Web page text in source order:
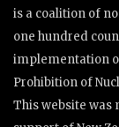
is a coalition of
one hundred
implementation
Prohibition of
This website was